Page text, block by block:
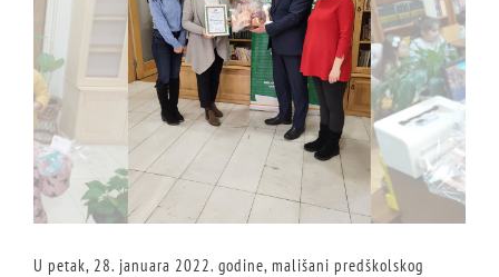
U petak, 28. januara 2022. godine, mališani predškolskog